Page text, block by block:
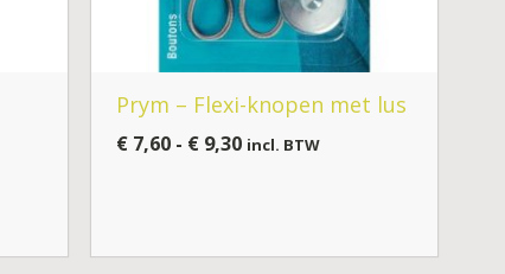
Prym – Flexi-knopen met lus
€ 7,60 - € 9,30 incl. BTW